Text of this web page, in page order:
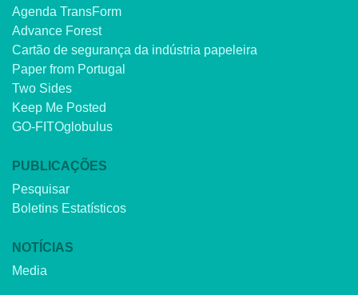
Agenda TransForm
Advance Forest
Cartão de segurança da indústria papeleira
Paper from Portugal
Two Sides
Keep Me Posted
GO-FITOglobulus
PUBLICAÇÕES
Pesquisar
Boletins Estatísticos
NOTÍCIAS
Media